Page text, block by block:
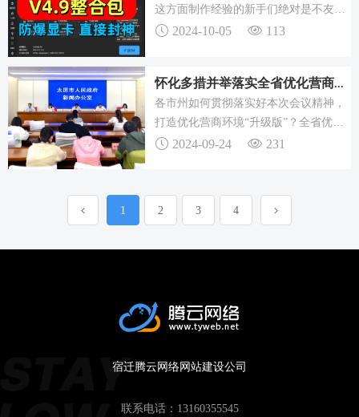
都有免费好用网站推荐。
这方面制作经验的新手们绝对是不友好
的。为此在这里为大家推荐一些适合新
辑。可能这个网站功能对于新手创作并
不是最实用的，但里面的功能还是很有
用的。
2024-10-05 113
各市州如何贯彻落实好本次会议精神，
打造优化营商环境“升级版”？全省优化
营商环境推进会精神召开全市优化营商
化优化营商环境工作。
2024-09-24 231
1 2 3 4
宿迁腾云网络网站建设公司
联系电话： 13160355545